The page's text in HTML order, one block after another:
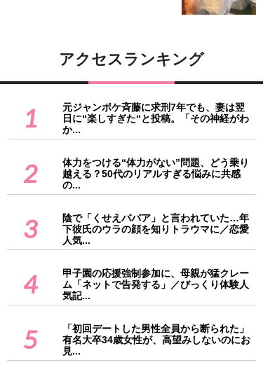
アクセスランキング
1
元ジャンポケ斉藤に求刑7年でも、妻は翌
日に“楽しすぎた“と投稿。「その神経がわ
か...
2
体力をつける“体力がない”問題、どう乗り
越える？50代のリアルすぎる悩みに共感
の...
3
陰で「くせえババア」と言われていた…年
下彼氏のウラの顔を知りトラウマに／恋愛
人気...
4
甲子園の応援強制参加に、母親が猛クレー
ム「ネットで告発する」／びっくり体験人
気記...
5
「初回デートした男性全員から断られた」
有名大卒34歳女性が、高望みしないのにお
見...